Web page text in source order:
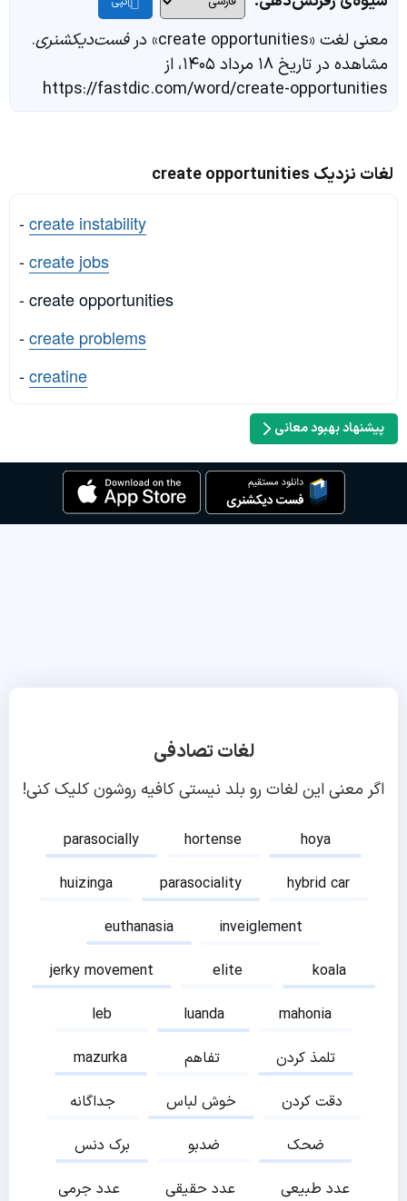
معنی لغت «create opportunities» در فست‌دیکشنری.
مشاهده در تاریخ ۱۸ مرداد ۱۴۰۵، از
https://fastdic.com/word/create-opportunities
لغات نزدیک create opportunities
-create instability
-create jobs
- create opportunities
-create problems
-creatine
پیشنهاد بهبود معانی
لغات تصادفی
اگر معنی این لغات رو بلد نیستی کافیه روشون کلیک کنی!
parasocially hortense
hoya
huizinga
parasociality
hybrid car
euthanasia
inveiglement
jerky movement
elite
koala
leb
luanda
mahonia
mazurka
تفاهم
تلمذ کردن
جداگانه
خوش لباس
دقت کردن
برک دنس
ضدبو
ضحک
عدد جرمی
عدد حقیقی
عدد طبیعی